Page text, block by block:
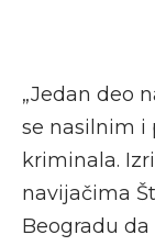
„Jedan deo
se nasilnim i
kriminala.
navijačima
Beogradu